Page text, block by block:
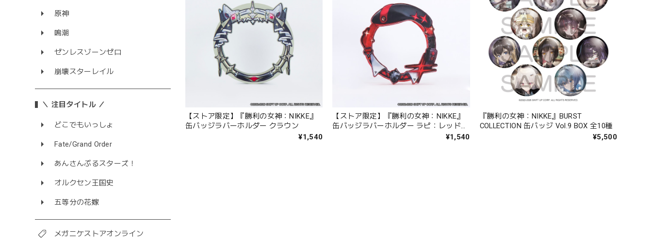
原神
鳴潮
ゼンレスゾーンゼロ
崩壊スターレイル
＼ 注目タイトル ／
どこでもいっしょ
Fate/Grand Order
あんさんぶるスターズ！
オルクセン王国史
五等分の花嫁
メガニケストアオンライン
【ストア限定】『勝利の女神：NIKKE』
缶バッジラバーホルダー クラウン
¥1,540
【ストア限定】『勝利の女神：NIKKE』
缶バッジラバーホルダー ラピ：レッドフ
¥1,540
『勝利の女神：NIKKE』BURST
COLLECTION 缶バッジ Vol.9 BOX 全10種
¥5,500